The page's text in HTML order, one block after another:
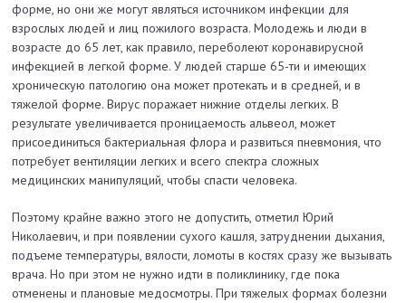
форме, но они же могут являться источником инфекции для
взрослых людей и лиц пожилого возраста. Молодежь и люди в
возрасте до 65 лет, как правило, переболеют коронавирусной
инфекцией в легкой форме. У людей старше 65-ти и имеющих
хроническую патологию она может протекать и в средней, и в
тяжелой форме. Вирус поражает нижние отделы легких. В
результате увеличивается проницаемость альвеол, может
присоединиться бактериальная флора и развиться пневмония, что
потребует вентиляции легких и всего спектра сложных
медицинских манипуляций, чтобы спасти человека.
Поэтому крайне важно этого не допустить, отметил Юрий
Николаевич, и при появлении сухого кашля, затруднении дыхания,
подъеме температуры, вялости, ломоты в костях сразу же вызывать
врача. Но при этом не нужно идти в поликлинику, где пока
отменены и плановые медосмотры. При тяжелых формах болезни